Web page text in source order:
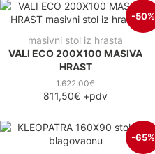
-50%
masivni stol iz hrasta
VALI ECO 200X100 MASIVA
HRAST
1.622,00€
811,50€ +pdv
-65%